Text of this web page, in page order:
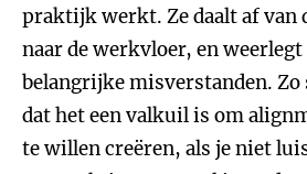
praktijk werkt. Ze daalt af van
naar de werkvloer, en
belangrijke misverstanden.
dat het een valkuil is om
te willen creëren, als je niet